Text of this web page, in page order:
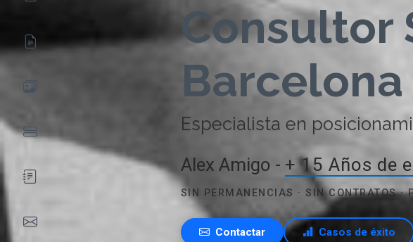
Consultor
Barcelona
Especialista en
Alex Amigo - + 15 Años de
SIN PERMANENCIAS · SIN CONTRATOS ·
Contactar Casos de éxito